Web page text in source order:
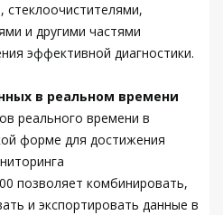
стеклоочистителями,
и другими частями
эффективной диагностики.
в реальном времени
реального времени в
форме для достижения
позволяет комбинировать,
и экспортировать данные в